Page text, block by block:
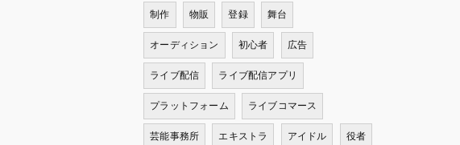
制作
物販 登録
舞台
オーディション
初心者
広告
ライブ配信
ライブ配信アプリ
プラットフォーム
ライブコマース
芸能事務所
エキストラ アイドル
役者